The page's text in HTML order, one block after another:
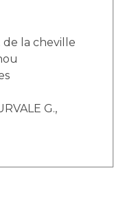
la cheville
G.,